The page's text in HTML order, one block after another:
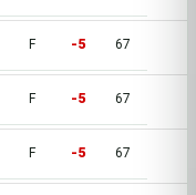
F -5 67
F -5 67
F -5 67